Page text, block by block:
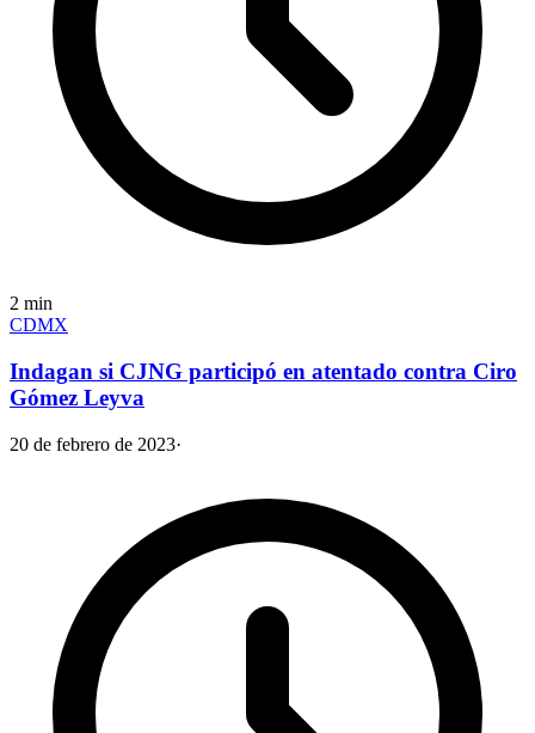
2 min
CDMX
Indagan si CJNG participó en atentado contra Ciro
Gómez Leyva
20 de febrero de 2023·